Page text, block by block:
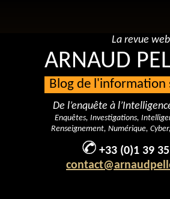
La revue web
ARNAUD
Blog de l'information
De l’enquête à
Enquêtes, Investigations,
Renseignement, Numérique,
+33 (0)1 39